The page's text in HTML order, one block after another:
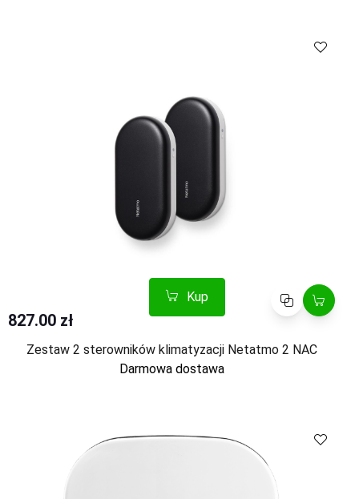
Kup Porównaj
827.00 zł
Zestaw 2 sterowników klimatyzacji Netatmo 2 NAC
Darmowa dostawa